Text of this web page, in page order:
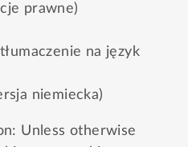
prawne)
na język
niemiecka)
Unless otherwise